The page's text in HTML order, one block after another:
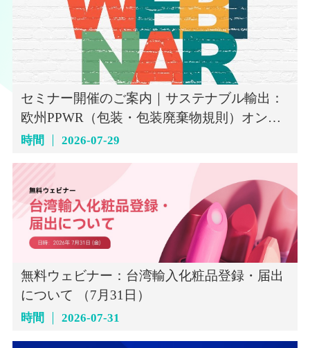
セミナー開催のご案内｜サステナブル輸出：
欧州PPWR（包装・包装廃棄物規則）オンラ
インセミナー（7月29日）
時間 2026-07-29
無料ウェビナー：台湾輸入化粧品登録・届出
について （7月31日）
時間 2026-07-31